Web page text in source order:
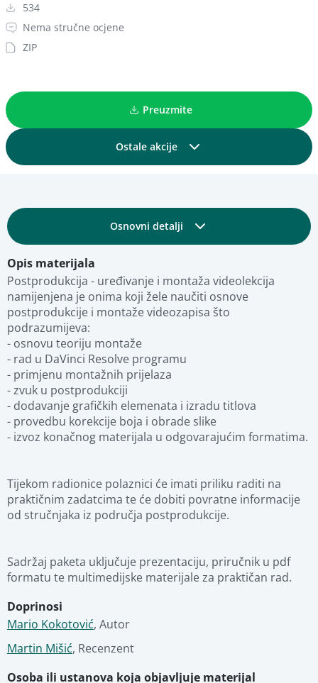
534
Nema stručne ocjene
ZIP
Preuzmite
Ostale akcije
Dodajte u kolekciju
Dodajte u favorite
Pregled materijala
Osnovni detalji
Obrazovni i tehnički detalji
Fotografije
Stručna ocjena
Povezani materijali
Opis materijala
Postprodukcija - uređivanje i montaža videolekcija
namijenjena je onima koji žele naučiti osnove
postprodukcije i montaže videozapisa što
podrazumijeva:
- osnovu teoriju montaže
- rad u DaVinci Resolve programu
- primjenu montažnih prijelaza
- zvuk u postprodukciji
- dodavanje grafičkih elemenata i izradu titlova
- provedbu korekcije boja i obrade slike
- izvoz konačnog materijala u odgovarajućim formatima.
Tijekom radionice polaznici će imati priliku raditi na
praktičnim zadatcima te će dobiti povratne informacije
od stručnjaka iz područja postprodukcije.
Sadržaj paketa uključuje prezentaciju, priručnik u pdf
formatu te multimedijske materijale za praktičan rad.
Doprinosi
Mario Kokotović, Autor
Martin Mišić, Recenzent
Osoba ili ustanova koja objavljuje materijal